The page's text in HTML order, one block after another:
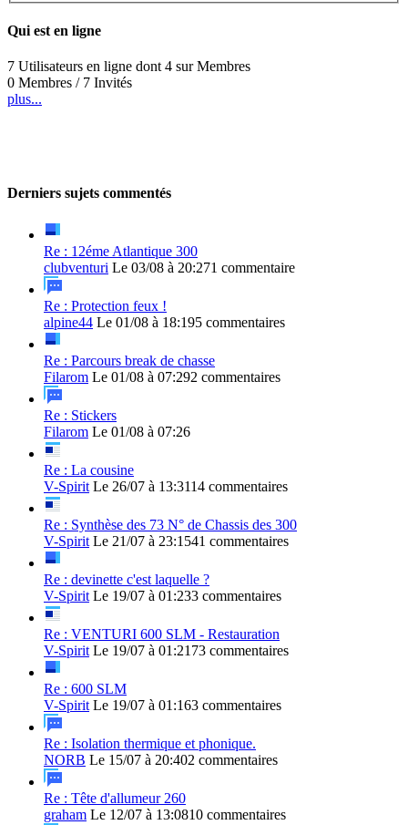
Qui est en ligne
7 Utilisateurs en ligne dont 4 sur Membres
0 Membres / 7 Invités
plus...
Derniers sujets commentés
Re : 12éme Atlantique 300
clubventuri Le 03/08 à 20:271 commentaire
Re : Protection feux !
alpine44 Le 01/08 à 18:195 commentaires
Re : Parcours break de chasse
Filarom Le 01/08 à 07:292 commentaires
Re : Stickers
Filarom Le 01/08 à 07:26
Re : La cousine
V-Spirit Le 26/07 à 13:3114 commentaires
Re : Synthèse des 73 N° de Chassis des 300
V-Spirit Le 21/07 à 23:1541 commentaires
Re : devinette c'est laquelle ?
V-Spirit Le 19/07 à 01:233 commentaires
Re : VENTURI 600 SLM - Restauration
V-Spirit Le 19/07 à 01:21 73 commentaires
Re : 600 SLM
V-Spirit Le 19/07 à 01:163 commentaires
Re : Isolation thermique et phonique.
NORB Le 15/07 à 20:402 commentaires
Re : Tête d'allumeur 260
graham Le 12/07 à 13:0810 commentaires